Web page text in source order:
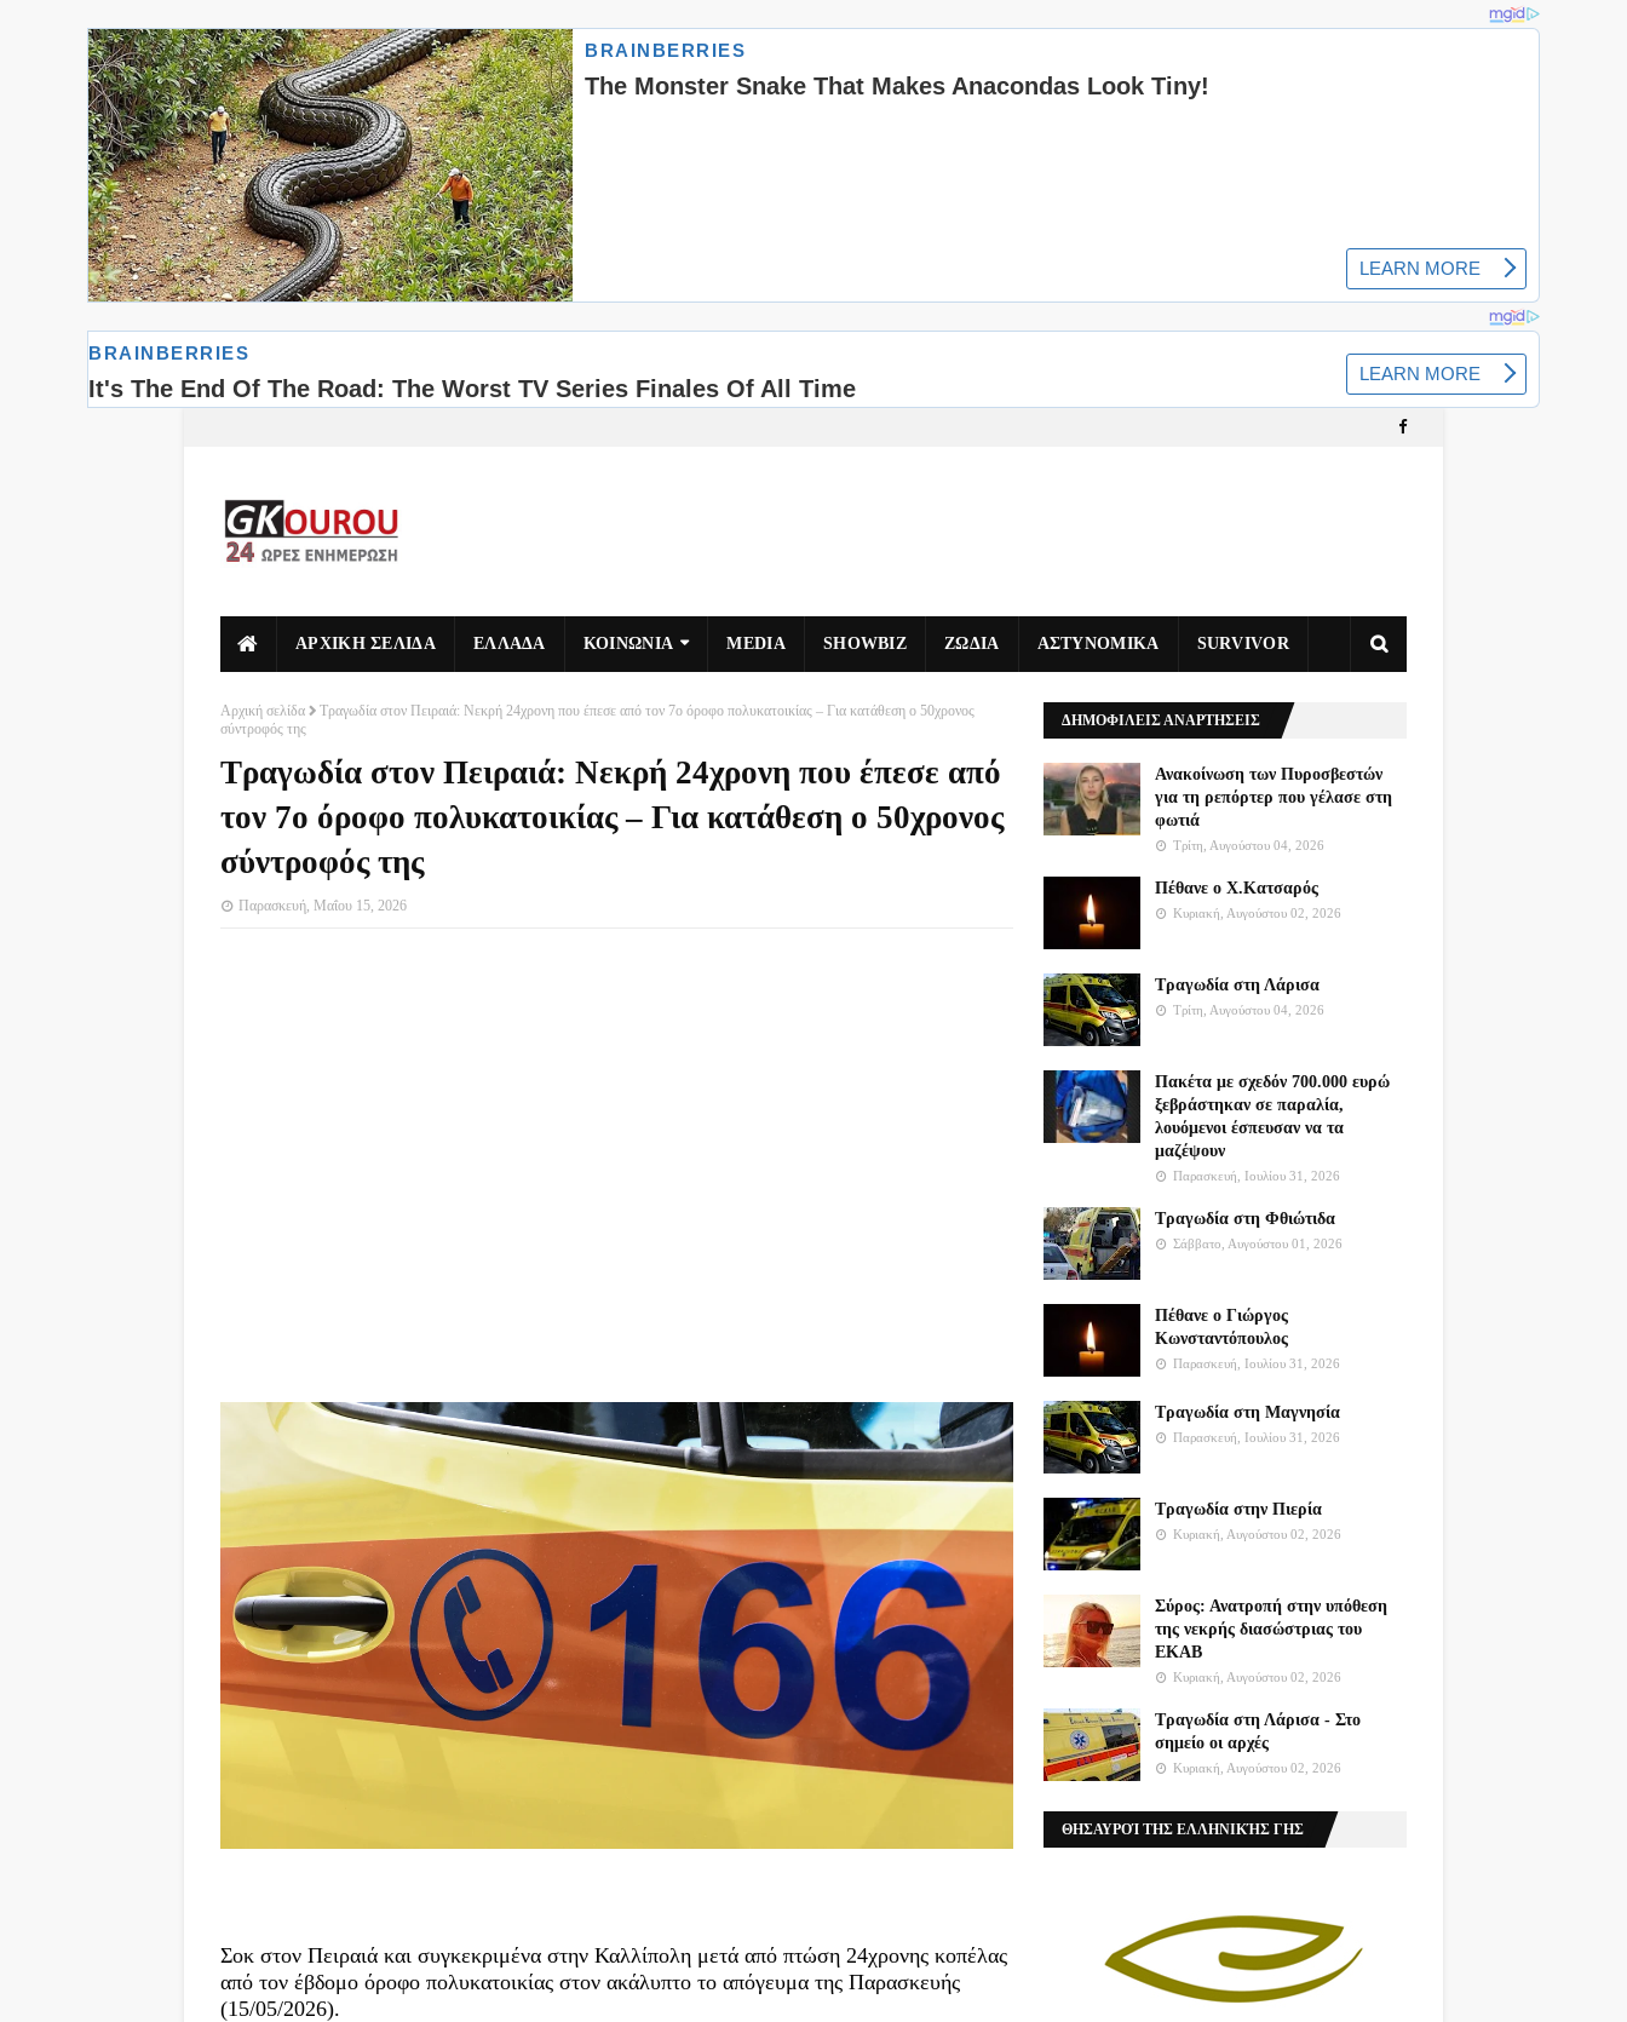
ΑΡΧΙΚΗ ΣΕΛΙΔΑ ΕΛΛΑΔΑ ΚΟΙΝΩΝΙΑ MEDIA SHOWBIZ ΖΩΔΙΑ ΑΣΤΥΝΟΜΙΚΑ SURVIVOR
Αρχική σελίδα
Τραγωδία στον Πειραιά: Νεκρή 24χρονη που έπεσε από τον 7ο όροφο πολυκατοικίας – Για κατάθεση ο 50χρονος
σύντροφός της
Τραγωδία στον Πειραιά: Νεκρή 24χρονη που έπεσε από
τον 7ο όροφο πολυκατοικίας – Για κατάθεση ο 50χρονος
σύντροφός της
Παρασκευή, Μαΐου 15, 2026
Σοκ στον Πειραιά και συγκεκριμένα στην Καλλίπολη μετά από πτώση 24χρονης κοπέλας
από τον έβδομο όροφο πολυκατοικίας στον ακάλυπτο το απόγευμα της Παρασκευής
(15/05/2026).
ΔΗΜΟΦΙΛΕΙΣ ΑΝΑΡΤΗΣΕΙΣ
Ανακοίνωση των Πυροσβεστών
για τη ρεπόρτερ που γέλασε στη
φωτιά
Τρίτη, Αυγούστου 04, 2026
Πέθανε ο Χ.Κατσαρός
Κυριακή, Αυγούστου 02, 2026
Τραγωδία στη Λάρισα
Τρίτη, Αυγούστου 04, 2026
Πακέτα με σχεδόν 700.000 ευρώ
ξεβράστηκαν σε παραλία,
λουόμενοι έσπευσαν να τα
μαζέψουν
Παρασκευή, Ιουλίου 31, 2026
Τραγωδία στη Φθιώτιδα
Σάββατο, Αυγούστου 01, 2026
Πέθανε ο Γιώργος
Κωνσταντόπουλος
Παρασκευή, Ιουλίου 31, 2026
Τραγωδία στη Μαγνησία
Παρασκευή, Ιουλίου 31, 2026
Τραγωδία στην Πιερία
Κυριακή, Αυγούστου 02, 2026
Σύρος: Ανατροπή στην υπόθεση
της νεκρής διασώστριας του
ΕΚΑΒ
Κυριακή, Αυγούστου 02, 2026
Τραγωδία στη Λάρισα - Στο
σημείο οι αρχές
Κυριακή, Αυγούστου 02, 2026
ΘΗΣΑΥΡΟΊ ΤΗΣ ΕΛΛΗΝΙΚΉΣ ΓΗΣ